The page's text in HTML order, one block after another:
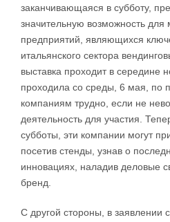
заканчивающаяся в субботу,
значительную возможность
предприятий, являющихся
итальянского сектора
выставка проходит в середине
проходила со среды, 6 мая, по
компаниям трудно, если не
деятельность для участия.
субботы, эти компании могут
посетив стенды, узнав о
инновациях, наладив деловые
бренд.
С другой стороны, в заявлении